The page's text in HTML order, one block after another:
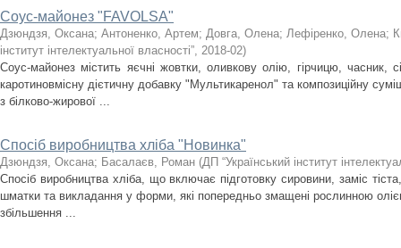
Соус-майонез "FAVOLSA"
Дзюндзя, Оксана; Антоненко, Артем; Довга, Олена; Лефіренко, Олена;
інститут інтелектуальної власності”, 2018-02)
Соус-майонез містить яєчні жовтки, оливкову олію, гірчицю, часник,
каротиновмісну дієтичну добавку "Мультикаренол" та композиційну
з білково-жирової ...
Спосіб виробництва хліба "Новинка"
Дзюндзя, Оксана; Басалаєв, Роман (ДП “Український інститут
Спосіб виробництва хліба, що включає підготовку сировини, заміс
шматки та викладання у форми, які попередньо змащені рослинною
збільшення ...